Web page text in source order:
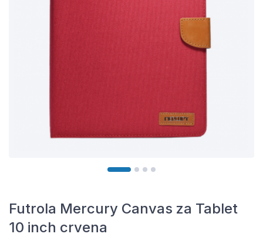
Futrola Mercury Canvas za Tablet
10 inch crvena